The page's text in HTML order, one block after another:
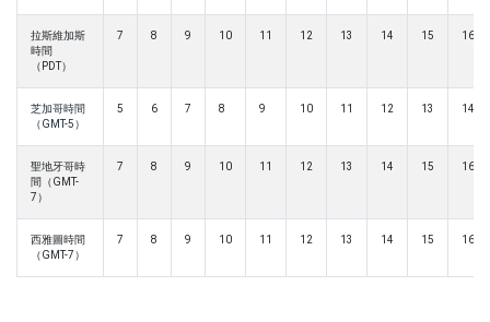
拉斯維加斯
時間
（PDT）
7 8 9 10 11 12 13 14 15 16
芝加哥時間
（GMT-5）
5 6 7 8 9 10 11 12 13 14
聖地牙哥時
間（GMT-
7）
7 8 9 10 11 12 13 14 15 16
西雅圖時間
（GMT-7）
7 8 9 10 11 12 13 14 15 16